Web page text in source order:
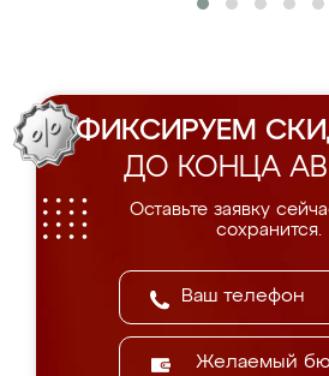
ФИКСИРУЕМ
ДО КОНЦА
Оставьте заявку
сохранится.
Желаемый